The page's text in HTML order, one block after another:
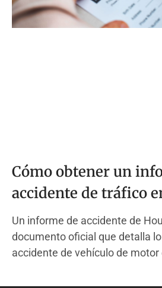
Cómo obtener un
accidente de tráfico
Un informe de accidente de
documento oficial que detalla
accidente de vehículo de motor
Departamento de Policía de